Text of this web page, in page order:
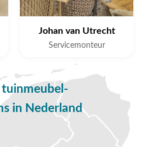
Johan van Utrecht
Servicemonteur
tuinmeubel-
in Nederland